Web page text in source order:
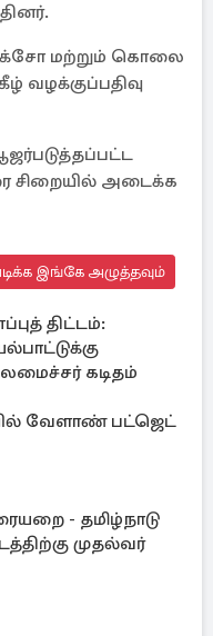
மற்றும் கொலை
வழக்குப்பதிவு
சிறையில் அடைக்க
இங்கே அழுத்தவும்
திட்டம்:
கடிதம்
வேளாண் பட்ஜெட்
- தமிழ்நாடு
முதல்வர்